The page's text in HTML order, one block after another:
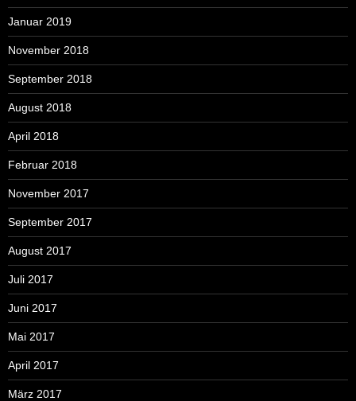
Januar 2019
November 2018
September 2018
August 2018
April 2018
Februar 2018
November 2017
September 2017
August 2017
Juli 2017
Juni 2017
Mai 2017
April 2017
März 2017